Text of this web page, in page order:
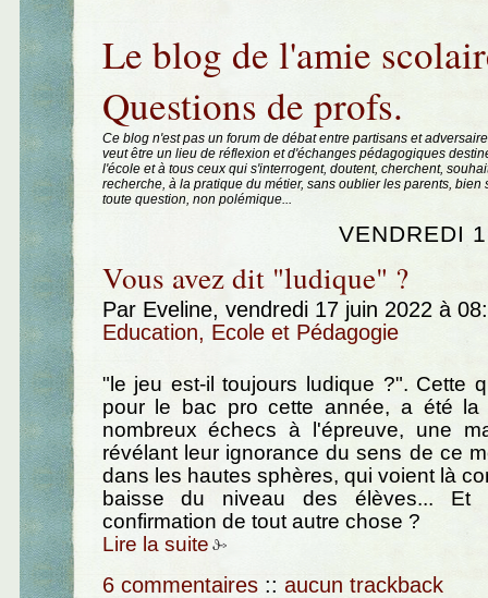
Le blog de l'amie
Questions de profs.
Ce blog n'est pas un forum de débat entre partisans et
veut être un lieu de réflexion et d'échanges pédagogiques
l'école et à tous ceux qui s'interrogent, doutent, cherchent,
recherche, à la pratique du métier, sans oublier les parents, bien
toute question, non polémique...
VENDREDI
Vous avez dit "ludique" ?
Par Eveline, vendredi 17 juin 2022 à
Education, Ecole et Pédagogie
"le jeu est-il toujours ludique ?". Cette
pour le bac pro cette année, a été la
nombreux échecs à l'épreuve, une
révélant leur ignorance du sens de ce
dans les hautes sphères, qui voient là
baisse du niveau des élèves... Et
confirmation de tout autre chose ?
Lire la suite
6 commentaires :: aucun trackback